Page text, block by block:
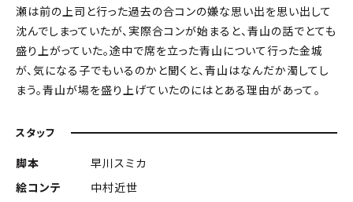
瀬は前の上司と行った過去の合コンの嫌な思い出を思い出して
沈んでしまっていたが、実際合コンが始まると、青山の話でとても
盛り上がっていた。途中で席を立った青山について行った金城
が、気になる子でもいるのかと聞くと、青山はなんだか濁してし
まう。青山が場を盛り上げていたのにはとある理由があって――。
スタッフ
脚本
早川スミカ
絵コンテ
中村近世